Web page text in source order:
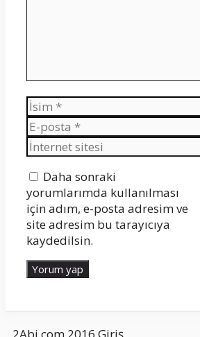
İsim
E-
posta
İnternet
sitesi
Daha sonraki
yorumlarımda kullanılması
için adım, e-posta adresim ve
site adresim bu tarayıcıya
kaydedilsin.